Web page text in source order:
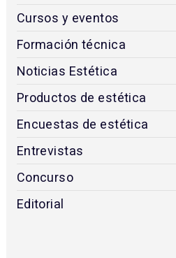
Cursos y eventos
Formación técnica
Noticias Estética
Productos de estética
Encuestas de estética
Entrevistas
Concurso
Editorial